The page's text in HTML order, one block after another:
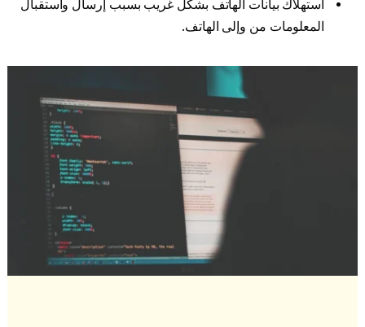
استهلاك بيانات الهاتف بشكل غريب بسبب إرسال واستقبال
المعلومات من وإلى الهاتف.